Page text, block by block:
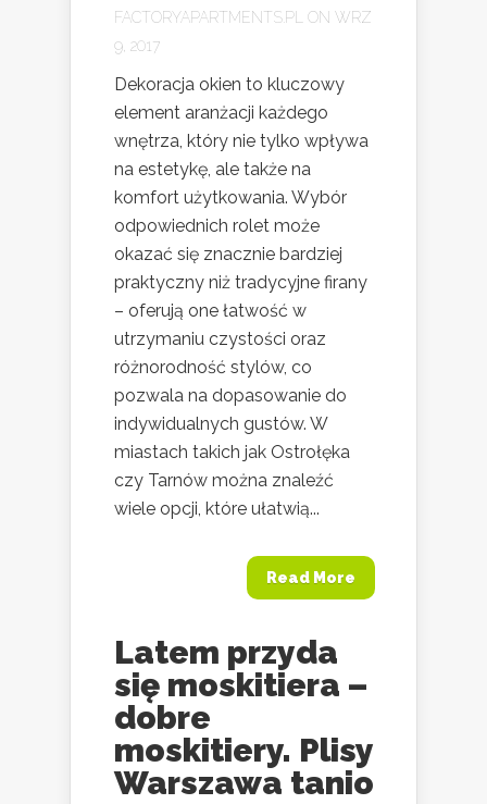
FACTORYAPARTMENTS.PL ON WRZ
9, 2017
Dekoracja okien to kluczowy
element aranżacji każdego
wnętrza, który nie tylko wpływa
na estetykę, ale także na
komfort użytkowania. Wybór
odpowiednich rolet może
okazać się znacznie bardziej
praktyczny niż tradycyjne firany
– oferują one łatwość w
utrzymaniu czystości oraz
różnorodność stylów, co
pozwala na dopasowanie do
indywidualnych gustów. W
miastach takich jak Ostrołęka
czy Tarnów można znaleźć
wiele opcji, które ułatwią...
Read More
Latem przyda
się moskitiera –
dobre
moskitiery. Plisy
Warszawa tanio